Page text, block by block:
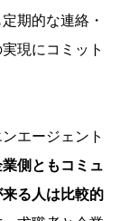
期的な連絡・
現にコミット
エージェント
業側ともコミュ
る人は比較的